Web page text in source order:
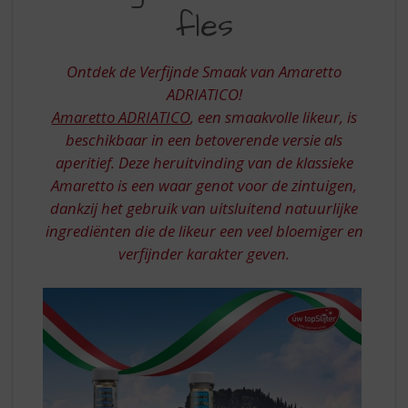
GEBOTTELD
EEN
FLES
fles
Ontdek de Verfijnde Smaak van Amaretto
ADRIATICO!
Amaretto ADRIATICO, een smaakvolle likeur, is
beschikbaar in een betoverende versie als
aperitief. Deze heruitvinding van de klassieke
Amaretto is een waar genot voor de zintuigen,
dankzij het gebruik van uitsluitend natuurlijke
ingrediënten die de likeur een veel bloemiger en
verfijnder karakter geven.